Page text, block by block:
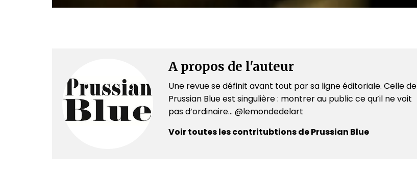
A propos de l'auteur
Une revue se définit avant tout par sa ligne éditoriale. Celle de
Prussian Blue est singulière : montrer au public ce qu’il ne voit
pas d’ordinaire... @lemondedelart
Voir toutes les contritubtions de Prussian Blue